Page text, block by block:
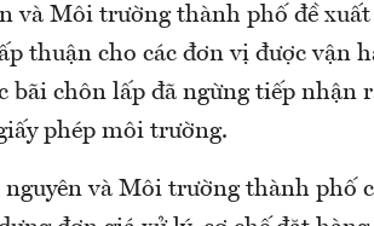
và Môi trường thành phố đề
thuận cho các đơn vị được vận
bãi chôn lấp đã ngừng tiếp nhận
phép môi trường.
nguyên và Môi trường thành phố